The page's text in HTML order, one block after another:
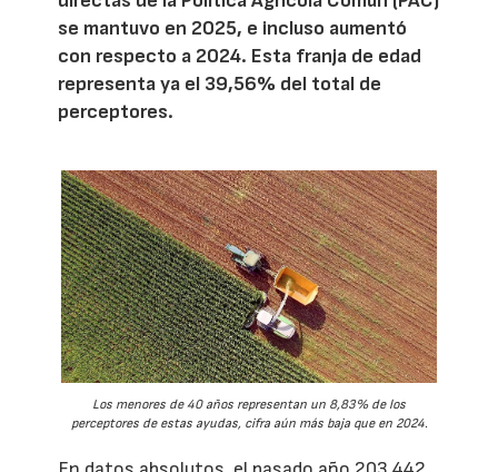
se mantuvo en 2025, e incluso aumentó
con respecto a 2024. Esta franja de edad
representa ya el 39,56% del total de
perceptores.
Los menores de 40 años representan un 8,83% de los
perceptores de estas ayudas, cifra aún más baja que en 2024.